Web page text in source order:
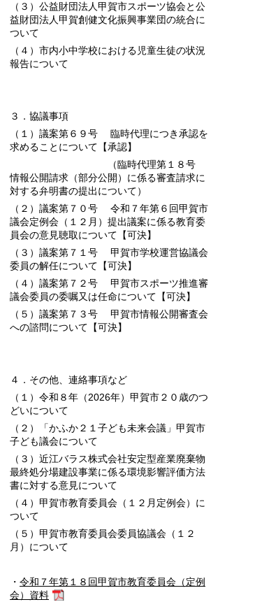
（３）公益財団法人甲賀市スポーツ協会と公
益財団法人甲賀創健文化振興事業団の統合に
ついて
（４）市内小中学校における児童生徒の状況
報告について
３．協議事項
（１）議案第６９号 臨時代理につき承認を
求めることについて 【承認】
（臨時代理第１８号
情報公開請求（部分公開）に係る審査請求に
対する弁明書の提出について）
（２）議案第７０号 令和７年第６回甲賀市
議会定例会（１２月）提出議案に係る教育委
員会の意見聴取について 【可決】
（３）議案第７１号 甲賀市学校運営協議会
委員の解任について 【可決】
（４）議案第７２号 甲賀市スポーツ推進審
議会委員の委嘱又は任命について 【可決】
（５）議案第７３号 甲賀市情報公開審査会
への諮問について 【可決】
４．その他、連絡事項など
（１）令和８年（2026年）甲賀市２０歳のつ
どいについて
（２）「かふか２１子ども未来会議」甲賀市
子ども議会について
（３）近江バラス株式会社安定型産業廃棄物
最終処分場建設事業に係る環境影響評価方法
書に対する意見について
（４） 甲賀市教育委員会（１２月定例会）に
ついて
（５）甲賀市教育委員会委員協議会（１２
月）について
・ 令和７年第１８回甲賀市教育委員会（定例
会）資料